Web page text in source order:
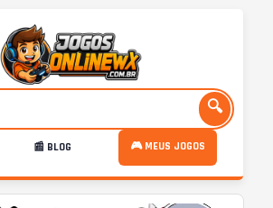
🔍
📰 BLOG 🎮 MEUS JOGOS